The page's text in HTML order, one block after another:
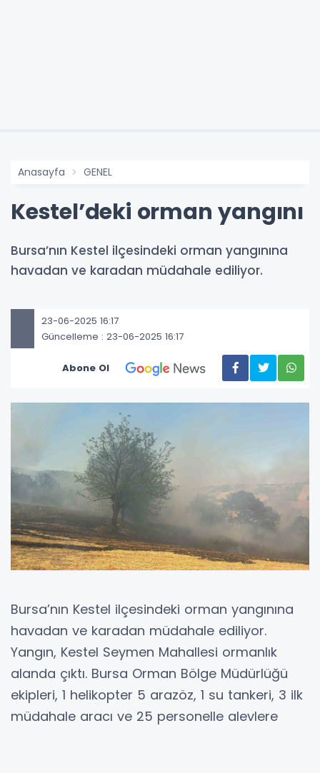
Anasayfa GENEL
Kestel’deki orman yangını
Bursa’nın Kestel ilçesindeki orman yangınına
havadan ve karadan müdahale ediliyor.
23-06-2025 16:17
Güncelleme : 23-06-2025 16:17
Abone Ol
Bursa’nın Kestel ilçesindeki orman yangınına
havadan ve karadan müdahale ediliyor.
Yangın, Kestel Seymen Mahallesi ormanlık
alanda çıktı. Bursa Orman Bölge Müdürlüğü
ekipleri, 1 helikopter 5 arazöz, 1 su tankeri, 3 ilk
müdahale aracı ve 25 personelle alevlere